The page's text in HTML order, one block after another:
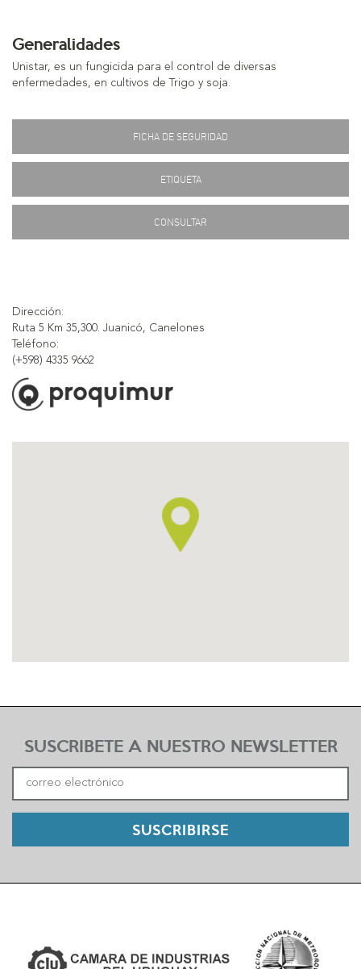
Generalidades
Unistar, es un fungicida para el control de diversas
enfermedades, en cultivos de Trigo y soja.
FICHA DE SEGURIDAD
ETIQUETA
CONSULTAR
Dirección:
Ruta 5 Km 35,300. Juanicó, Canelones
Teléfono:
(+598) 4335 9662
SUSCRIBETE A NUESTRO NEWSLETTER
SUSCRIBIRSE